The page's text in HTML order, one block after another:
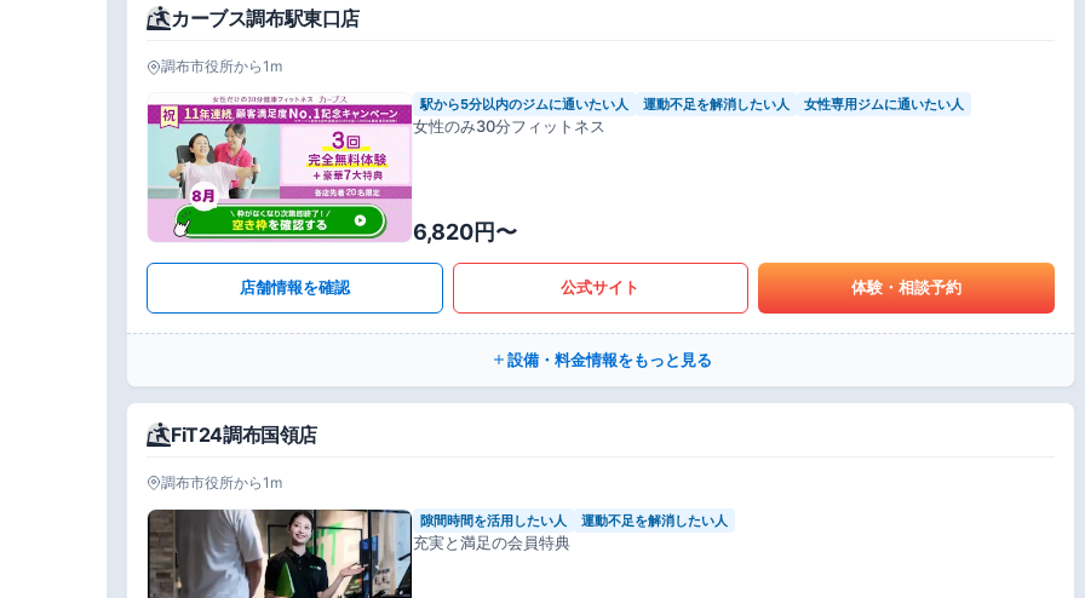
カーブス調布駅東口店
調布市役所から1m
駅から5分以内のジムに通いたい人 運動不足を解消したい人 女性専用ジムに通いたい人
女性のみ30分フィットネス
6,820円〜
店舗情報を確認 公式サイト 体験・相談予約
設備・料金情報をもっと見る
FiT24調布国領店
調布市役所から1m
隙間時間を活用したい人 運動不足を解消したい人
充実と満足の会員特典